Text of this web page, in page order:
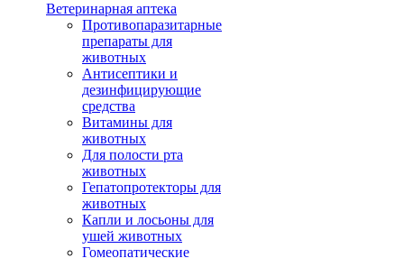
Ветеринарная аптека
Противопаразитарные
препараты для
животных
Антисептики и
дезинфицирующие
средства
Витамины для
животных
Для полости рта
животных
Гепатопротекторы для
животных
Капли и лосьоны для
ушей животных
Гомеопатические